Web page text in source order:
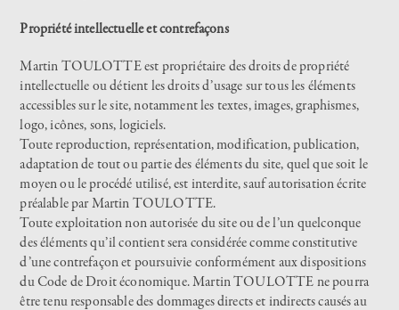
Propriété intellectuelle et contrefaçons
Martin TOULOTTE est propriétaire des droits de propriété
intellectuelle ou détient les droits d’usage sur tous les éléments
accessibles sur le site, notamment les textes, images, graphismes,
logo, icônes, sons, logiciels.
Toute reproduction, représentation, modification, publication,
adaptation de tout ou partie des éléments du site, quel que soit le
moyen ou le procédé utilisé, est interdite, sauf autorisation écrite
préalable par Martin TOULOTTE.
Toute exploitation non autorisée du site ou de l’un quelconque
des éléments qu’il contient sera considérée comme constitutive
d’une contrefaçon et poursuivie conformément aux dispositions
du Code de Droit économique. Martin TOULOTTE ne pourra
être tenu responsable des dommages directs et indirects causés au